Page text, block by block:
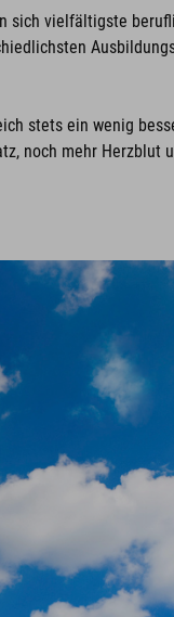
sich vielfältigste
stets ein wenig
noch mehr Herzblut